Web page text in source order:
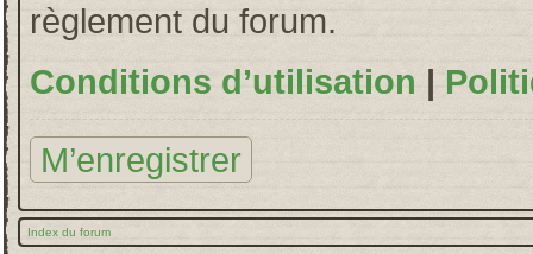
règlement du forum.
Conditions d’utilisation |
M’enregistrer
Index du forum